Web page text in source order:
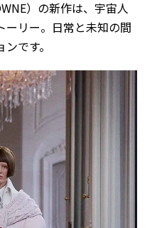
）の新作は、宇宙人
ーリー。日常と未知の間
です。